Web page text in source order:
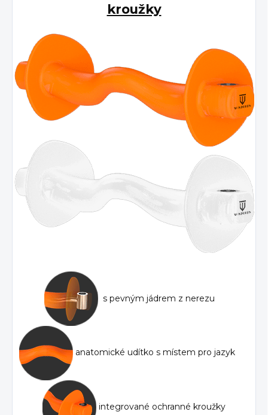
kroužky
s pevným jádrem z nerezu
anatomické udítko s místem pro jazyk
integrované ochranné kroužky